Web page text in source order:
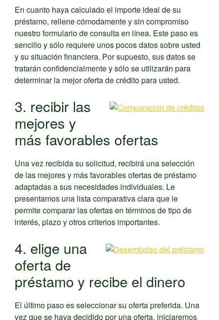
En cuanto haya calculado el importe ideal de su
préstamo, rellene cómodamente y sin compromiso
nuestro formulario de consulta en línea. Este paso es
sencillo y sólo requiere unos pocos datos sobre usted
y su situación financiera. Por supuesto, sus datos se
tratarán confidencialmente y sólo se utilizarán para
determinar la mejor oferta de crédito para usted.
3. recibir las
mejores y
más favorables ofertas
Una vez recibida su solicitud, recibirá una selección
de las mejores y más favorables ofertas de préstamo
adaptadas a sus necesidades individuales. Le
presentamos una lista comparativa clara que le
permite comparar las ofertas en términos de tipo de
interés, plazo y otros criterios importantes.
4. elige una
oferta de
préstamo y recibe el dinero
El último paso es seleccionar su oferta preferida. Una
vez que se haya decidido por una oferta, iniciaremos